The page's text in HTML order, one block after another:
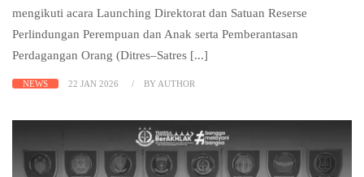
mengikuti acara Launching Direktorat dan Satuan Reserse
Perlindungan Perempuan dan Anak serta Pemberantasan
Perdagangan Orang (Ditres–Satres [...]
NEWS 22 JAN 2026 BY AUTHOR